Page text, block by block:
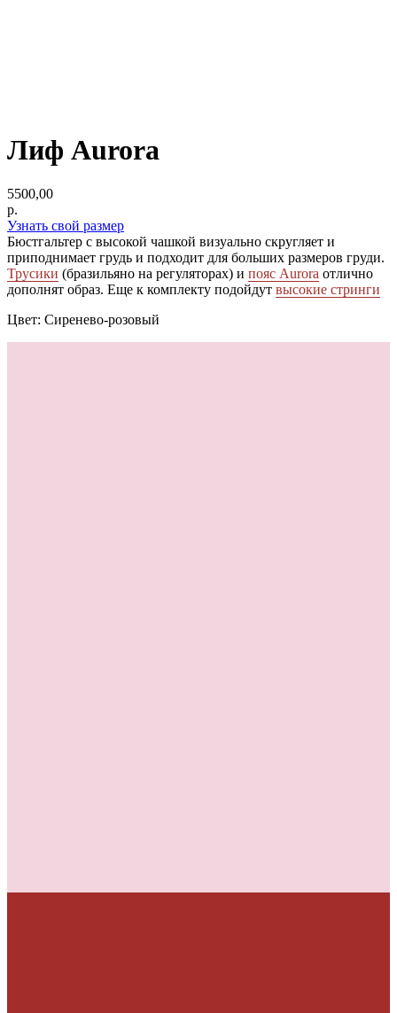
Лиф Aurora
5500,00
р.
Узнать свой размер
Бюстгальтер с высокой чашкой визуально скругляет и
приподнимает грудь и подходит для больших размеров груди.
Трусики (бразильяно на регуляторах) и пояс Aurora отлично
дополнят образ. Еще к комплекту подойдут высокие стринги
Цвет: Сиренево-розовый